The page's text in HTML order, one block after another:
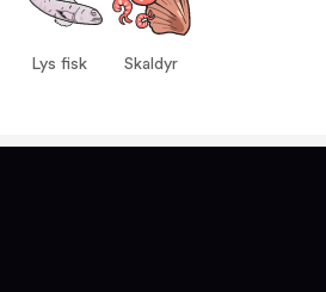
Skaldyr
Lys fisk Skaldyr